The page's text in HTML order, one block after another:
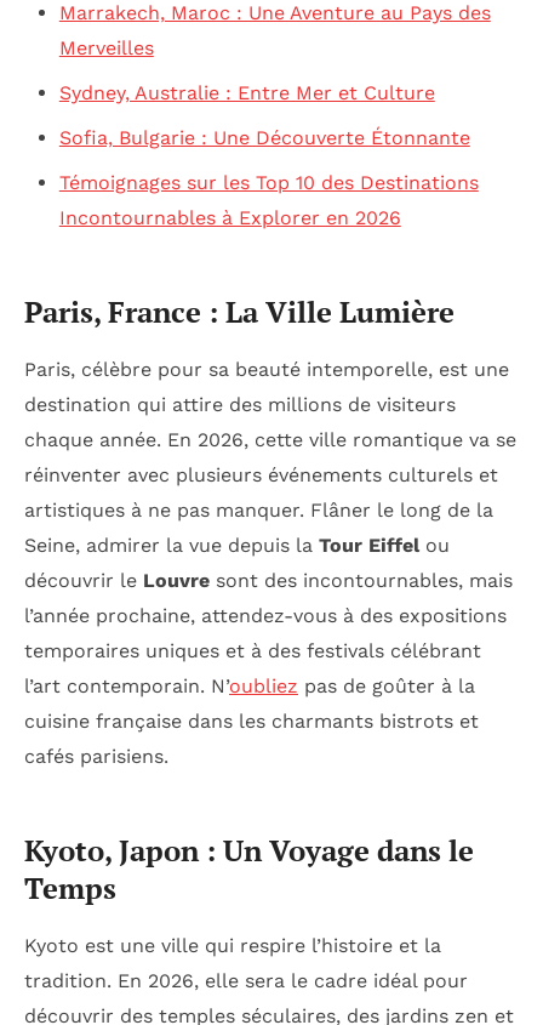
Marrakech, Maroc : Une Aventure au Pays des
Merveilles
Sydney, Australie : Entre Mer et Culture
Sofia, Bulgarie : Une Découverte Étonnante
Témoignages sur les Top 10 des Destinations
Incontournables à Explorer en 2026
Paris, France : La Ville Lumière
Paris, célèbre pour sa beauté intemporelle, est une
destination qui attire des millions de visiteurs
chaque année. En 2026, cette ville romantique va se
réinventer avec plusieurs événements culturels et
artistiques à ne pas manquer. Flâner le long de la
Seine, admirer la vue depuis la Tour Eiffelou
découvrir le Louvre sont des incontournables, mais
l’année prochaine, attendez-vous à des expositions
temporaires uniques et à des festivals célébrant
l’art contemporain. N’oubliez pas de goûter à la
cuisine française dans les charmants bistrots et
cafés parisiens.
Kyoto, Japon : Un Voyage dans le
Temps
Kyoto est une ville qui respire l’histoire et la
tradition. En 2026, elle sera le cadre idéal pour
découvrir des temples séculaires, des jardins zen et